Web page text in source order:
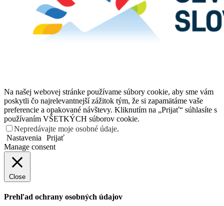
Na našej webovej stránke používame súbory cookie, aby sme vám
poskytli čo najrelevantnejší zážitok tým, že si zapamätáme vaše
preferencie a opakované návštevy. Kliknutím na „Prijať“ súhlasíte s
používaním VŠETKÝCH súborov cookie.
Nepredávajte moje osobné údaje.
Nastavenia
Prijať
Manage consent
Close
Prehľad ochrany osobných údajov